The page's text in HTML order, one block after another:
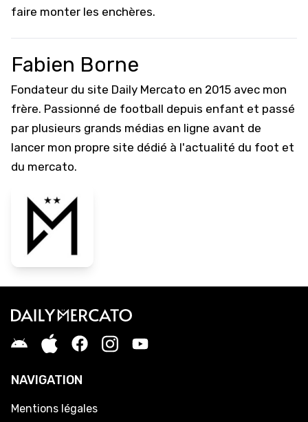
faire monter les enchères.
Fabien Borne
Fondateur du site Daily Mercato en 2015 avec mon
frère. Passionné de football depuis enfant et passé
par plusieurs grands médias en ligne avant de
lancer mon propre site dédié à l'actualité du foot et
du mercato.
NAVIGATION
Mentions légales